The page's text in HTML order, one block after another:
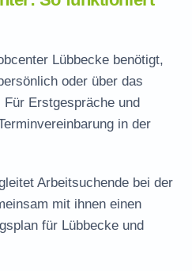
Lübbecke benötigt,
oder über das
Erstgespräche und
in der
Arbeitsuchende bei der
mit ihnen einen
für Lübbecke und